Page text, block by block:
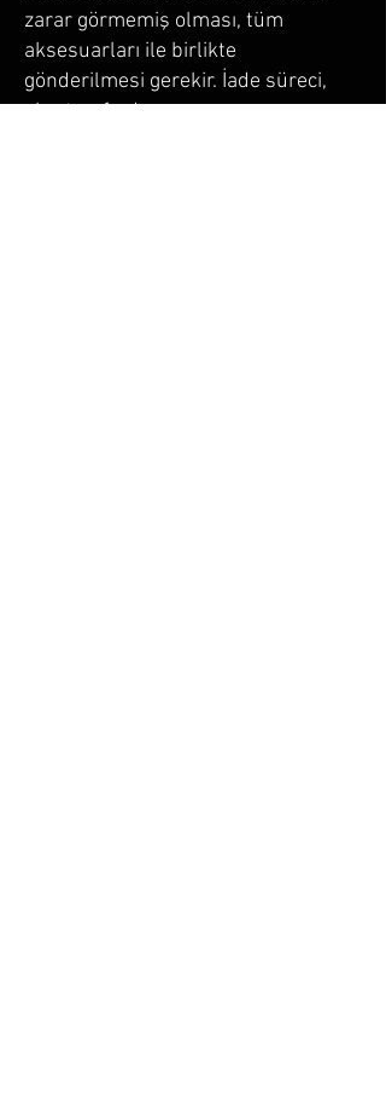
zarar görmemiş olması, tüm
aksesuarları ile birlikte
gönderilmesi gerekir. İade süreci,
alıcı tarafından